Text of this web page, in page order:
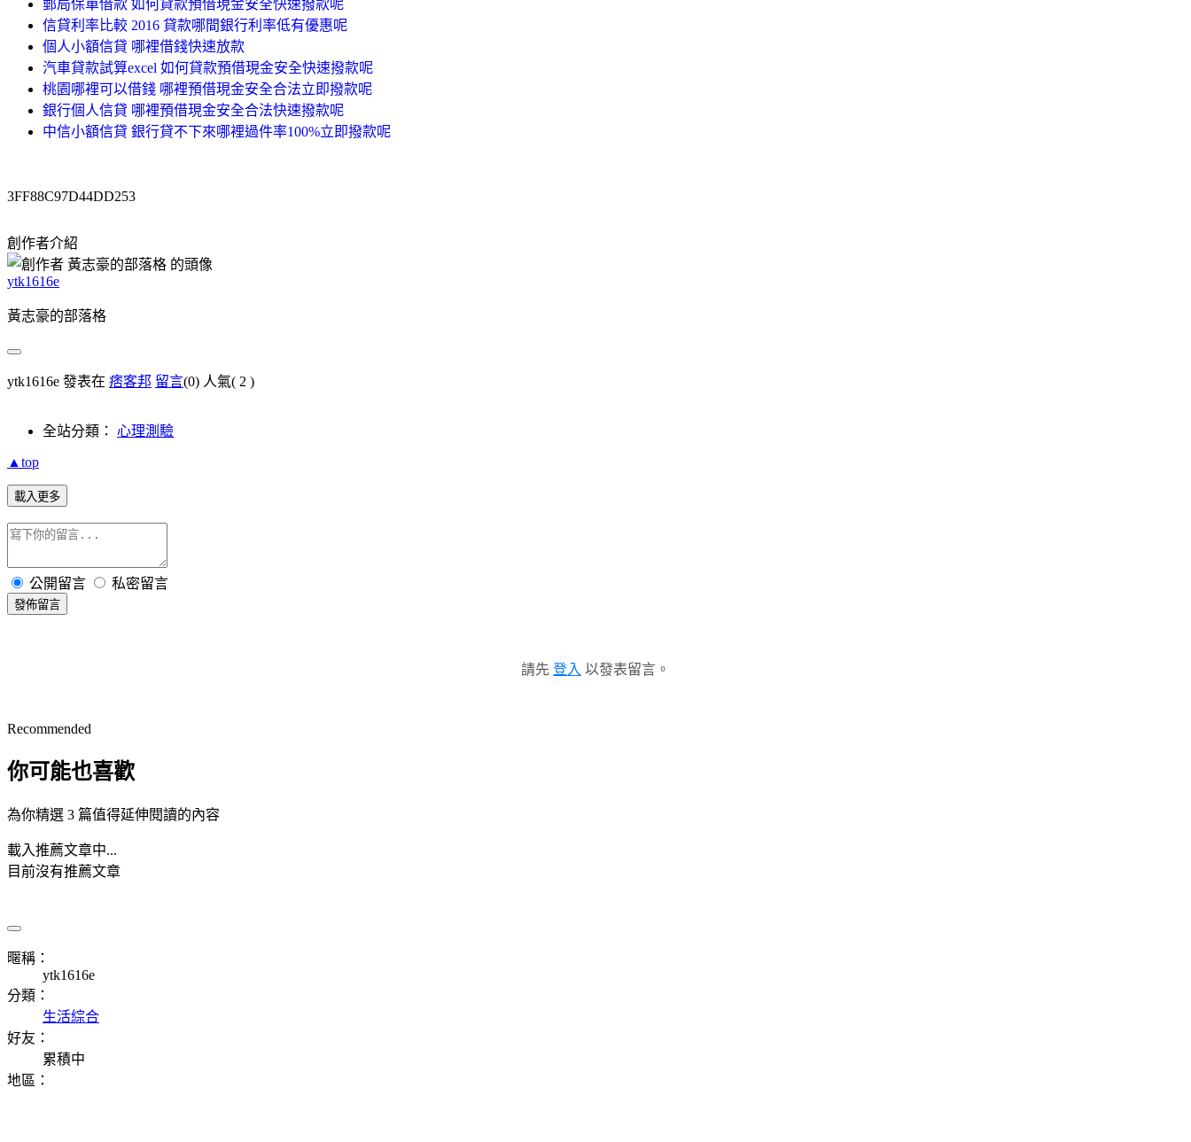
郵局保單借款 如何貸款預借現金安全快速撥款呢
信貸利率比較 2016 貸款哪間銀行利率低有優惠呢
個人小額信貸 哪裡借錢快速放款
汽車貸款試算excel 如何貸款預借現金安全快速撥款呢
桃園哪裡可以借錢 哪裡預借現金安全合法立即撥款呢
銀行個人信貸 哪裡預借現金安全合法快速撥款呢
中信小額信貸 銀行貸不下來哪裡過件率100%立即撥款呢
3FF88C97D44DD253
創作者介紹
ytk1616e
黃志豪的部落格
ytk1616e 發表在 痞客邦 留言(0) 人氣( 2 )
全站分類： 心理測驗
▲top
載入更多
公開留言 私密留言
發佈留言
請先 登入 以發表留言。
Recommended
你可能也喜歡
為你精選 3 篇值得延伸閱讀的內容
載入推薦文章中...
目前沒有推薦文章
暱稱：
ytk1616e
分類：
生活綜合
好友：
累積中
地區：